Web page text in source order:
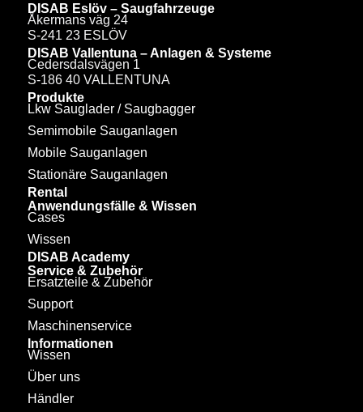
DISAB Eslöv – Saugfahrzeuge
Åkermans väg 24
S-241 23 ESLÖV
DISAB Vallentuna – Anlagen & Systeme
Cedersdalsvägen 1
S-186 40 VALLENTUNA
Produkte
Lkw Sauglader / Saugbagger
Semimobile Sauganlagen
Mobile Sauganlagen
Stationäre Sauganlagen
Rental
Anwendungsfälle & Wissen
Cases
Wissen
DISAB Academy
Service & Zubehör
Ersatzteile & Zubehör
Support
Maschinenservice
Informationen
Wissen
Über uns
Händler